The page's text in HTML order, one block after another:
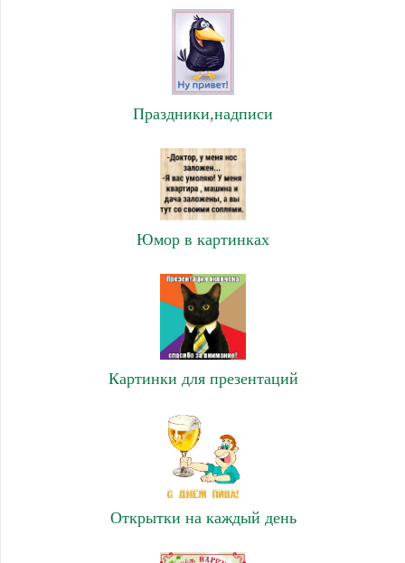
Праздники,надписи
Юмор в картинках
Картинки для презентаций
Открытки на каждый день